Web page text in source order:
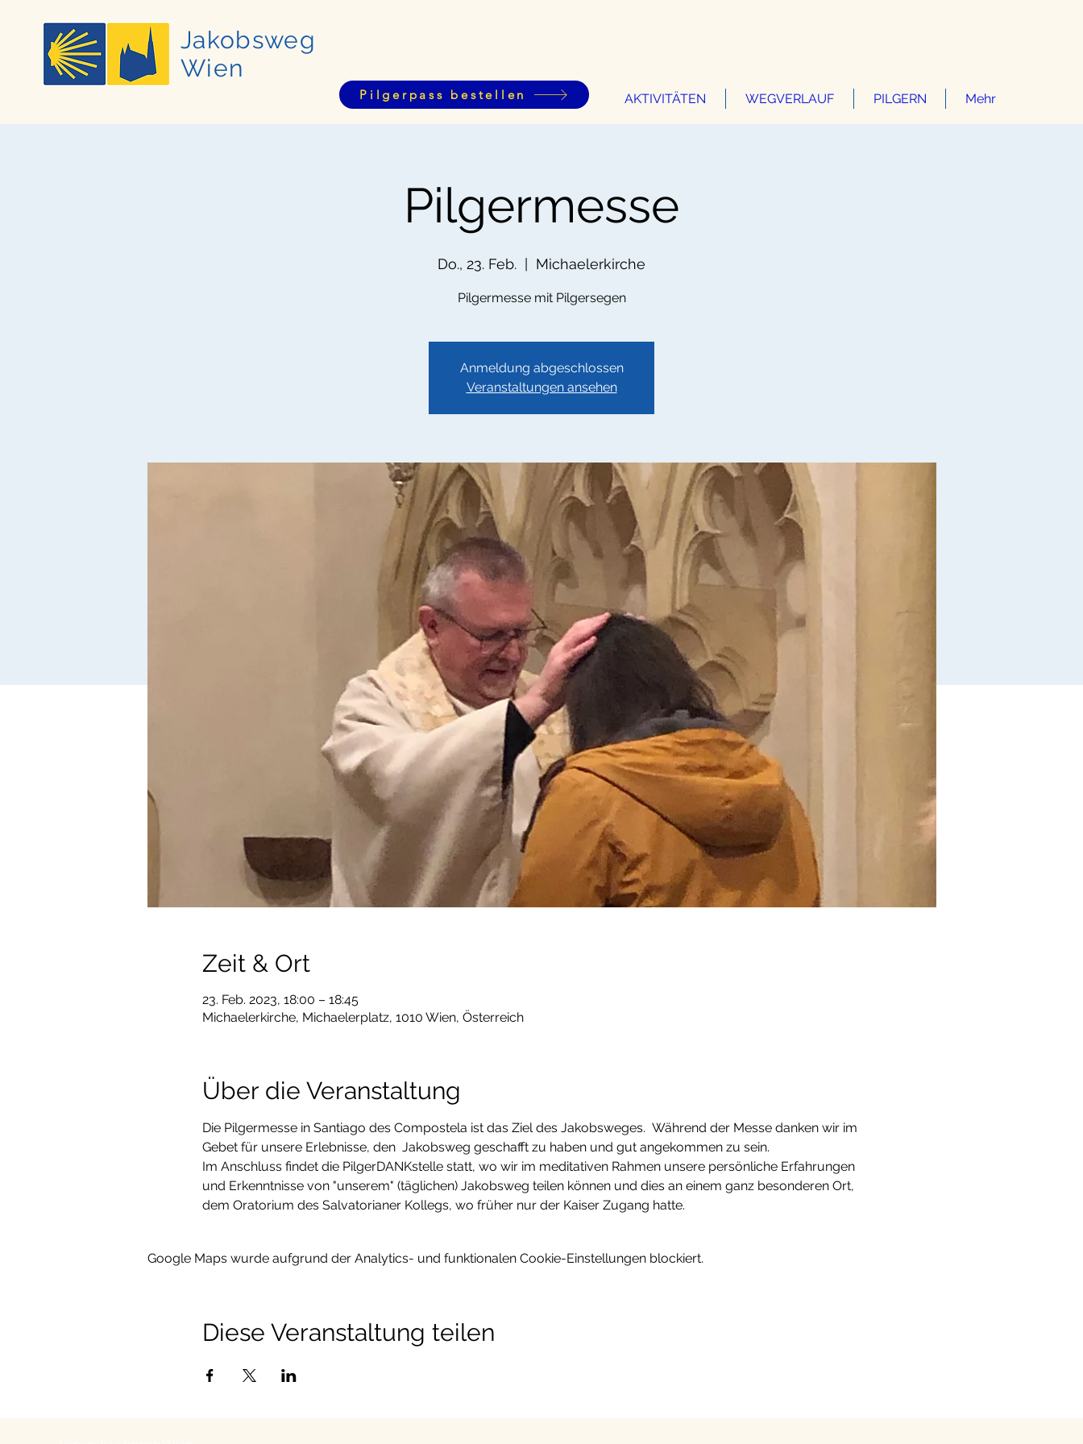
Jakobsweg
Wien
Pilgerpass bestellen AKTIVITÄTEN WEGVERLAUF PILGERN Mehr
Pilgermesse
Do., 23. Feb. Michaelerkirche
Pilgermesse mit Pilgersegen
Anmeldung abgeschlossen
Veranstaltungen ansehen
Zeit & Ort
23. Feb. 2023, 18:00 – 18:45
Michaelerkirche, Michaelerplatz, 1010 Wien, Österreich
Über die Veranstaltung
Die Pilgermesse in Santiago des Compostela ist das Ziel des Jakobsweges.  Während der Messe danken wir im
Gebet für unsere Erlebnisse, den  Jakobsweg geschafft zu haben und gut angekommen zu sein.
Im Anschluss findet die PilgerDANKstelle statt, wo wir im meditativen Rahmen unsere persönliche Erfahrungen
und Erkenntnisse von "unserem" (täglichen) Jakobsweg teilen können und dies an einem ganz besonderen Ort,
dem Oratorium des Salvatorianer Kollegs, wo früher nur der Kaiser Zugang hatte.
Google Maps wurde aufgrund der Analytics- und funktionalen Cookie-Einstellungen blockiert.
Diese Veranstaltung teilen